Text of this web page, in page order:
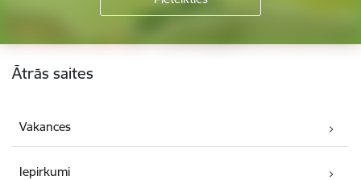
Kājene
Ātrās saites
Vakances
Iepirkumi